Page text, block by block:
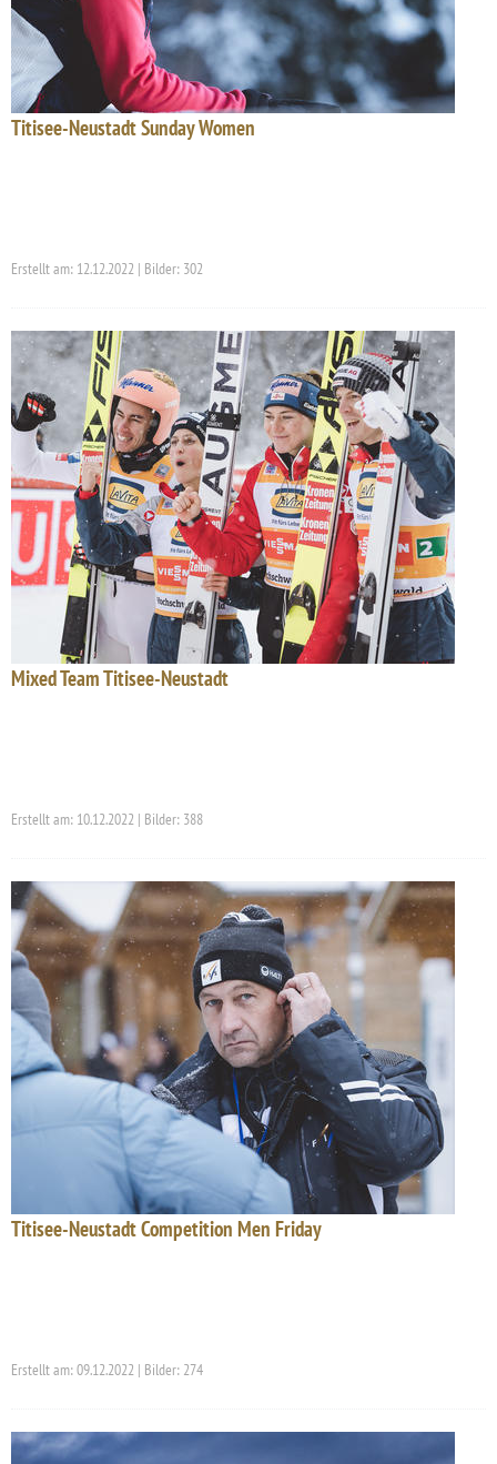
Titisee-Neustadt Sunday Women
Erstellt am: 12.12.2022 | Bilder: 302
Mixed Team Titisee-Neustadt
Erstellt am: 10.12.2022 | Bilder: 388
Titisee-Neustadt Competition Men Friday
Erstellt am: 09.12.2022 | Bilder: 274